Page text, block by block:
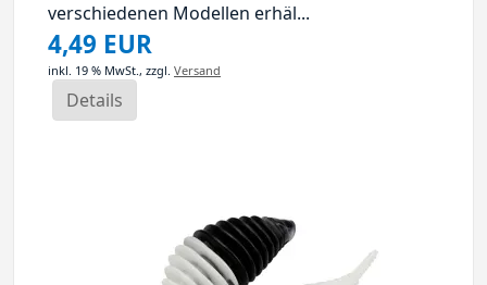
verschiedenen Modellen erhäl...
4,49 EUR
inkl. 19 % MwSt., zzgl. Versand
Details